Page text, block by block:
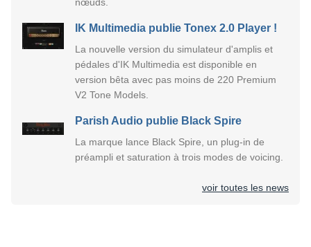
IK Multimedia publie Tonex 2.0 Player !
La nouvelle version du simulateur d'amplis et
pédales d'IK Multimedia est disponible en
version bêta avec pas moins de 220 Premium
V2 Tone Models.
Parish Audio publie Black Spire
La marque lance Black Spire, un plug-in de
préampli et saturation à trois modes de voicing.
voir toutes les news